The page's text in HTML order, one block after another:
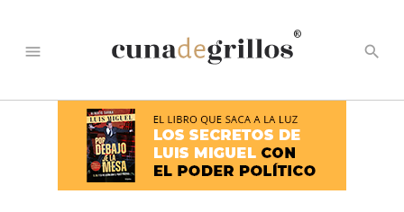
menu
®
search